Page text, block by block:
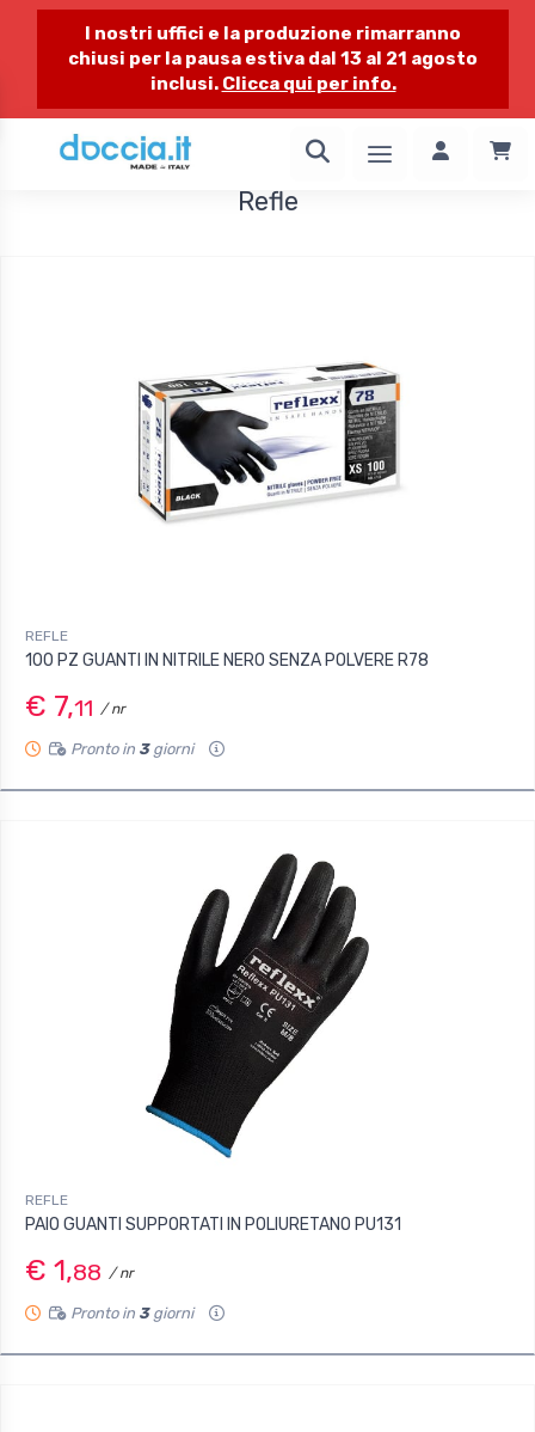
I nostri uffici e la produzione rimarranno
chiusi per la pausa estiva dal 13 al 21 agosto
inclusi. Clicca qui per info.
1 / 1
Refle
REFLE
100 PZ GUANTI IN NITRILE NERO SENZA POLVERE R78
€ 7,11 / nr
Pronto in 3giorni
REFLE
PAIO GUANTI SUPPORTATI IN POLIURETANO PU131
€ 1,88 / nr
Pronto in 3giorni